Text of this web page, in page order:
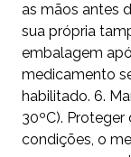
as mãos antes
sua própria
embalagem
medicamento
habilitado. 6.
30ºC).
condições, o